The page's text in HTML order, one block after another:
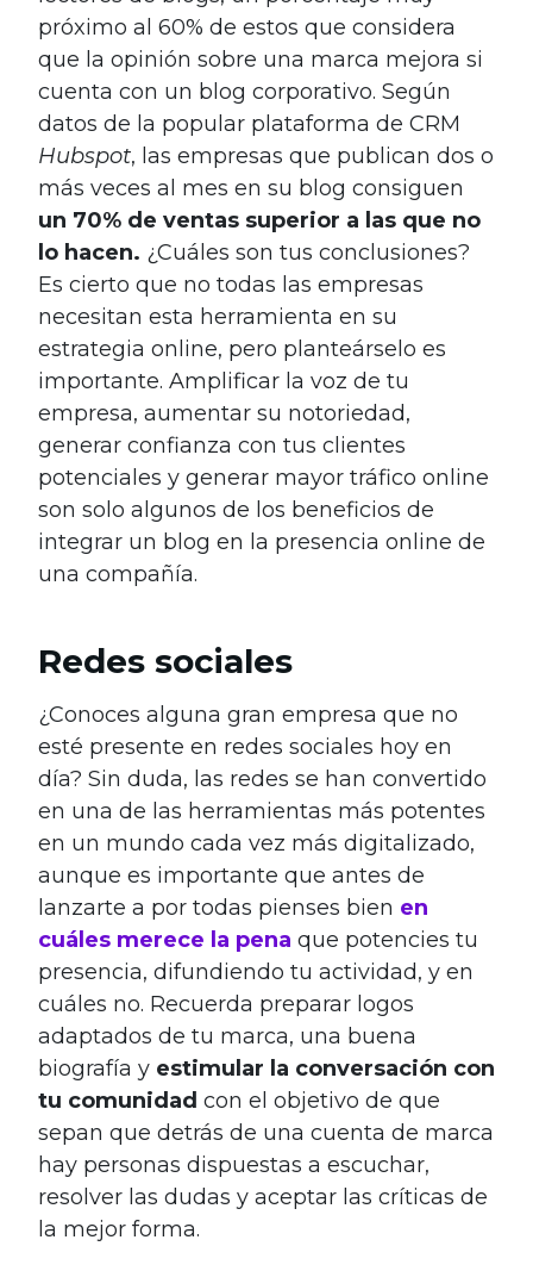
próximo al 60% de estos que considera
que la opinión sobre una marca mejora si
cuenta con un blog corporativo. Según
datos de la popular plataforma de CRM
Hubspot, las empresas que publican dos o
más veces al mes en su blog consiguen
un 70% de ventas superior a las que no
lo hacen. ¿Cuáles son tus conclusiones?
Es cierto que no todas las empresas
necesitan esta herramienta en su
estrategia online, pero planteárselo es
importante. Amplificar la voz de tu
empresa, aumentar su notoriedad,
generar confianza con tus clientes
potenciales y generar mayor tráfico online
son solo algunos de los beneficios de
integrar un blog en la presencia online de
una compañía.
Redes sociales
¿Conoces alguna gran empresa que no
esté presente en redes sociales hoy en
día? Sin duda, las redes se han convertido
en una de las herramientas más potentes
en un mundo cada vez más digitalizado,
aunque es importante que antes de
lanzarte a por todas pienses bien en
cuáles merece la pena que potencies tu
presencia, difundiendo tu actividad, y en
cuáles no. Recuerda preparar logos
adaptados de tu marca, una buena
biografía y estimular la conversación con
tu comunidad con el objetivo de que
sepan que detrás de una cuenta de marca
hay personas dispuestas a escuchar,
resolver las dudas y aceptar las críticas de
la mejor forma.